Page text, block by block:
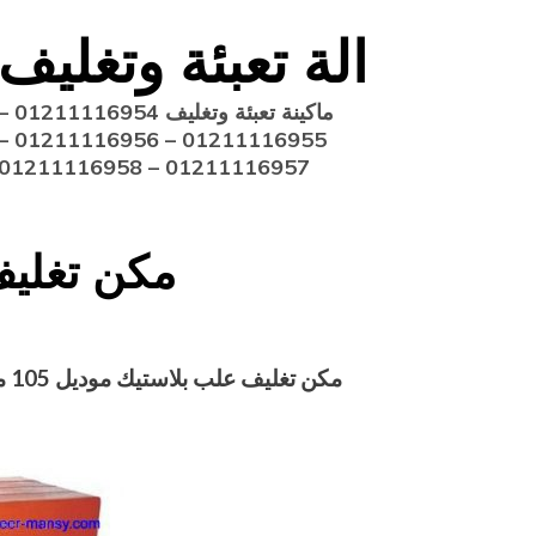
الة تعبئة وتغليف
ماكينة تعبئة
–
01211116957 – 01211116958
مكن
مكن تغليف علب بلاستيك موديل 105 ماركة مهندس منسي